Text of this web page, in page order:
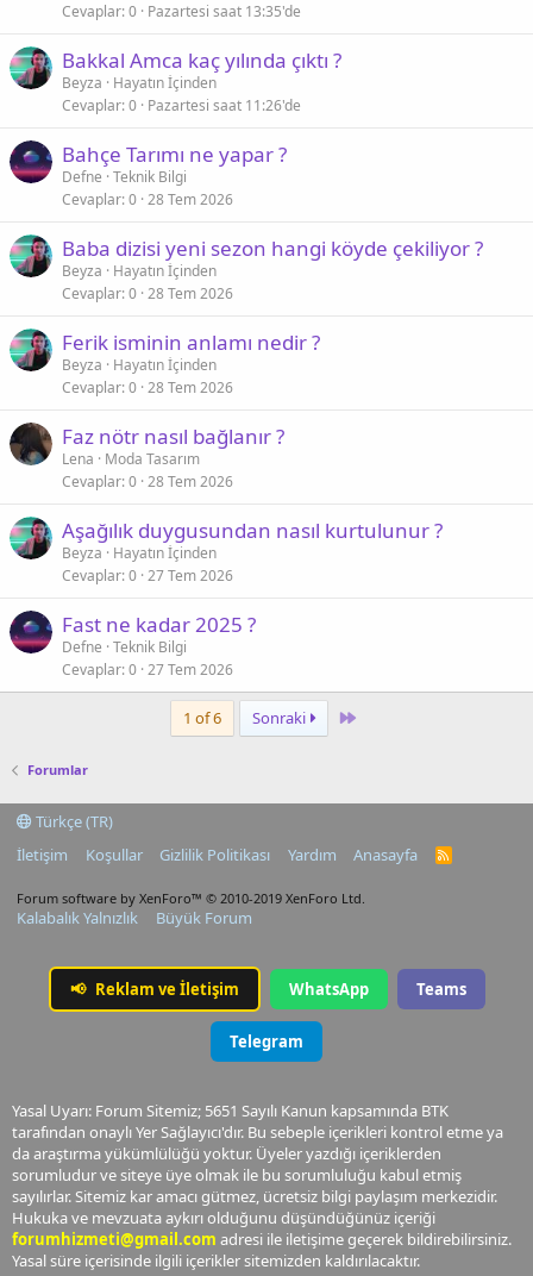
Cevaplar 0 Pazartesi saat 13:35'de
Bakkal Amca kaç yılında çıktı ?
Beyza
Hayatın İçinden
Cevaplar 0 Pazartesi saat 11:26'de
Bahçe Tarımı ne yapar ?
Defne Teknik Bilgi
Cevaplar 0 28 Tem 2026
Baba dizisi yeni sezon hangi köyde çekiliyor ?
Beyza
Hayatın İçinden
Cevaplar 0 28 Tem 2026
Ferik isminin anlamı nedir ?
Beyza
Hayatın İçinden
Cevaplar 0 28 Tem 2026
Faz nötr nasıl bağlanır ?
Lena
Moda Tasarım
Cevaplar 0 28 Tem 2026
Aşağılık duygusundan nasıl kurtulunur ?
Beyza
Hayatın İçinden
Cevaplar 0 27 Tem 2026
Fast ne kadar 2025 ?
Defne Teknik Bilgi
Cevaplar 0 27 Tem 2026
1 of 6 Sonraki Last
Forumlar
Türkçe (TR)
İletişim
Koşullar Gizlilik Politikası Yardım Anasayfa
R
Forum software by XenForo™ © 2010-2019 XenForo Ltd.
Kalabalık Yalnızlık Büyük Forum
📢 Reklam ve İletişim WhatsApp Teams
Telegram
Yasal Uyarı: Forum Sitemiz; 5651 Sayılı Kanun kapsamında BTK
tarafından onaylı Yer Sağlayıcı'dır. Bu sebeple içerikleri kontrol etme ya
da araştırma yükümlülüğü yoktur. Üyeler yazdığı içeriklerden
sorumludur ve siteye üye olmak ile bu sorumluluğu kabul etmiş
sayılırlar. Sitemiz kar amacı gütmez, ücretsiz bilgi paylaşım merkezidir.
Hukuka ve mevzuata aykırı olduğunu düşündüğünüz içeriği
forumhizmeti@gmail.com adresi ile iletişime geçerek bildirebilirsiniz.
Yasal süre içerisinde ilgili içerikler sitemizden kaldırılacaktır.